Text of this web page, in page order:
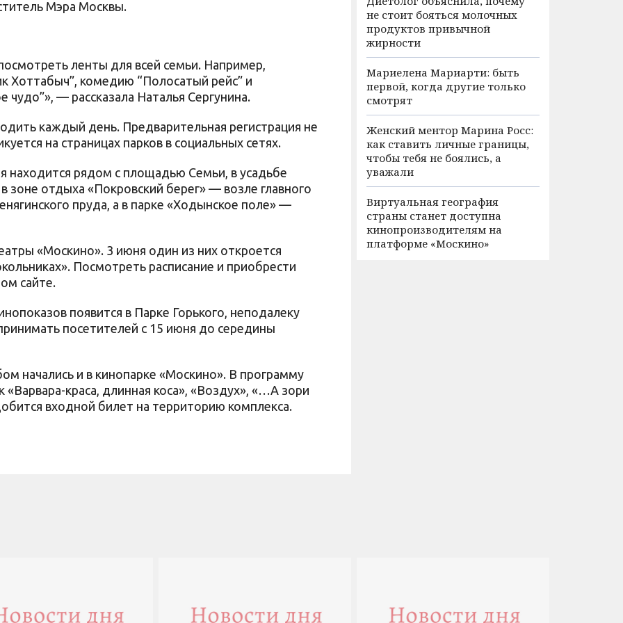
Мэра Москвы.
ленты для всей семьи. Например,
Хоттабыч”, комедию “Полосатый рейс” и
— рассказала Наталья Сергунина.
каждый день. Предварительная регистрация не
на страницах парков в социальных сетях.
находится рядом с площадью Семьи, в усадьбе
отдыха «Покровский берег» — возле главного
пруда, а в парке «Ходынское поле» —
«Москино». 3 июня один из них откроется
Посмотреть расписание и приобрести
сайте.
появится в Парке Горького, неподалеку
посетителей с 15 июня до середины
начались и в кинопарке «Москино». В программу
краса, длинная коса», «Воздух», «…А зори
входной билет на территорию комплекса.
не стоит бояться молочных
продуктов привычной
жирности
Мариелена Мариарти: быть
первой, когда другие только
смотрят
Женский ментор Марина Росс:
как ставить личные границы,
чтобы тебя не боялись, а
уважали
Виртуальная география
страны станет доступна
кинопроизводителям на
платформе «Москино»